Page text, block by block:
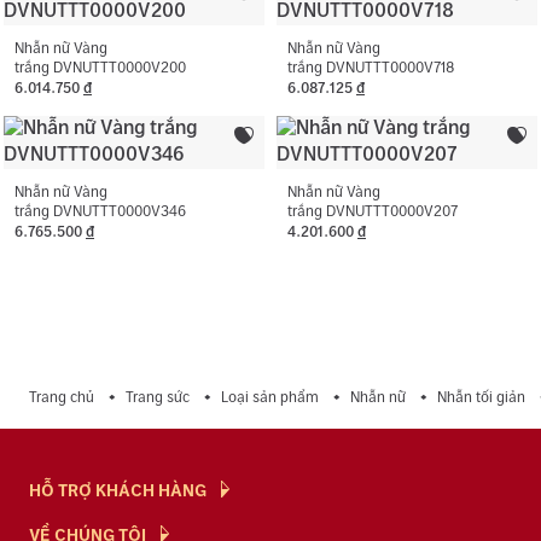
Màu đá phụ:
Trắng
Hình dạng đá phụ:
Hình tròn
vàng.
Nhẫn nữ Vàng
trắng DVNUTTT0000V200
6.014.750 đ
Nhẫn nữ Vàng
trắng DVNUTTT0000V718
6.087.125 đ
Nhẫn nữ Vàng
trắng DVNUTTT0000V346
6.765.500 đ
Nhẫn nữ Vàng
trắng DVNUTTT0000V207
4.201.600 đ
Trang chủ Trang sức Loại sản phẩm Nhẫn nữ Nhẫn tối giản
HỖ TRỢ KHÁCH HÀNG
Hỏi & Đáp
VỀ CHÚNG TÔI